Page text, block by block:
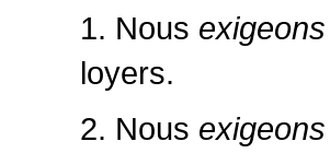
1. Nous exigeons
loyers.
2. Nous exigeons